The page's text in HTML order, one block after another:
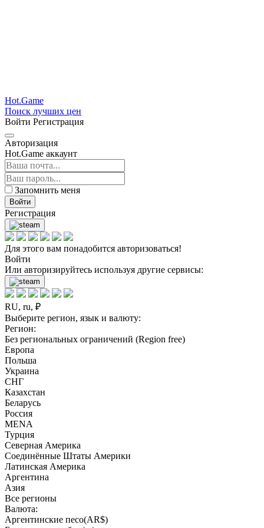
Hot.Game
Поиск лучших цен
Войти Регистрация
Авторизация
Hot.Game аккаунт
Запомнить меня
Войти
Регистрация
Для этого вам понадобится авторизоваться!
Войти
Или авторизируйтесь используя другие сервисы:
RU, ru, ₽
Выберите регион, язык и валюту:
Регион:
Без региональных ограничений (Region free)
Европа
Польша
Украина
СНГ
Казахстан
Беларусь
Россия
MENA
Турция
Северная Америка
Соединённые Штаты Америки
Латинская Америка
Аргентина
Азия
Все регионы
Валюта:
Аргентинские песо(AR$)